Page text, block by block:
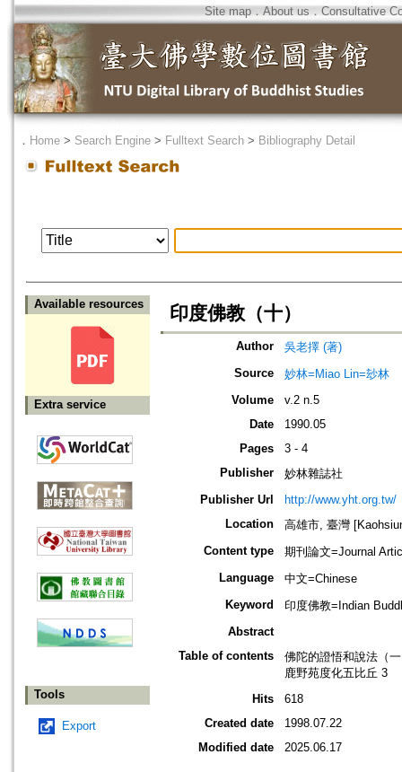
Site map．About us ． Consultative
． Home > Search Engine > Fulltext Search > Bibliography Detail
Available resources
Extra service
Tools
Export
印度佛教（十）
Author
吳老擇 (著)
Source
妙林=Miao Lin=玅林
Volume
v.2 n.5
Date
1990.05
Pages
3 - 4
Publisher
妙林雜誌社
Publisher Url
http://www.yht.org.tw/
Location
高雄市, 臺灣
Content type
期刊論文=Journal
Language
中文=Chinese
Keyword
印度佛教=Indian
Abstract
Table of contents
佛陀的證悟和說法（
鹿野苑度化五比丘 3
Hits
618
Created date
1998.07.22
Modified date
2025.06.17